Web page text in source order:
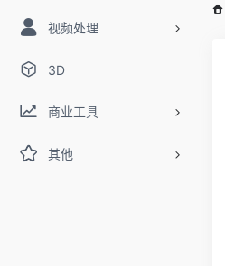
视频处理
3D
商业工具
其他